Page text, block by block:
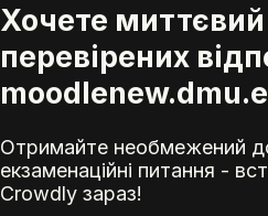
Хочете миттєвий
перевірених
Отримайте необмежений
екзаменаційні питання -
Crowdly зараз!